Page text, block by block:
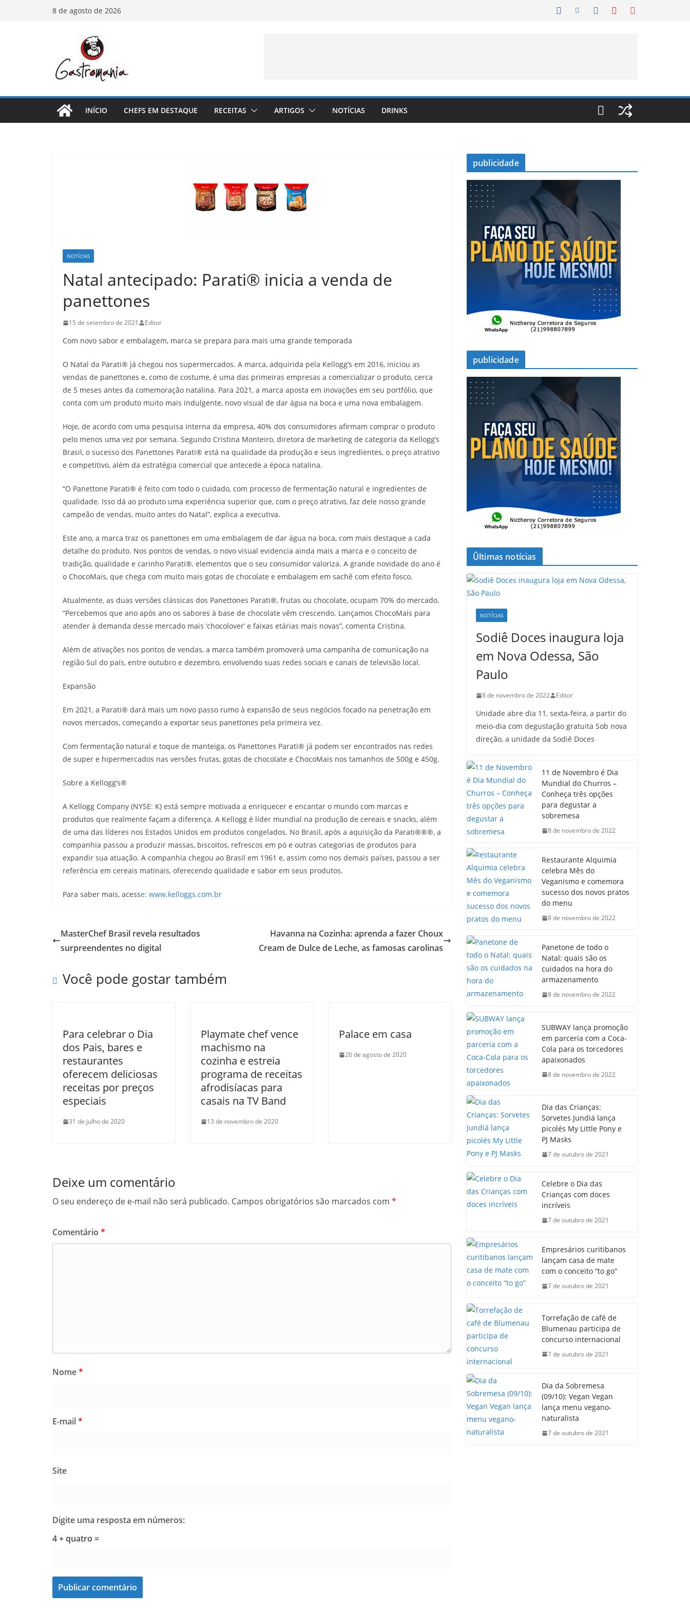
8 de agosto de 2026
INÍCIO CHEFS EM DESTAQUE RECEITAS ARTIGOS NOTÍCIAS DRINKS
NOTÍCIAS
Natal antecipado: Parati® inicia a venda de
panettones
15 de setembro de 2021 Editor
Com novo sabor e embalagem, marca se prepara para mais uma grande temporada
O Natal da Parati® já chegou nos supermercados. A marca, adquirida pela Kellogg’s em 2016, iniciou as
vendas de panettones e, como de costume, é uma das primeiras empresas a comercializar o produto, cerca
de 5 meses antes da comemoração natalina. Para 2021, a marca aposta em inovações em seu portfólio, que
conta com um produto muito mais indulgente, novo visual de dar água na boca e uma nova embalagem.
Hoje, de acordo com uma pesquisa interna da empresa, 40% dos consumidores afirmam comprar o produto
pelo menos uma vez por semana. Segundo Cristina Monteiro, diretora de marketing de categoria da Kellogg’s
Brasil, o sucesso dos Panettones Parati® está na qualidade da produção e seus ingredientes, o preço atrativo
e competitivo, além da estratégia comercial que antecede a época natalina.
“O Panettone Parati® é feito com todo o cuidado, com processo de fermentação natural e ingredientes de
qualidade. Isso dá ao produto uma experiência superior que, com o preço atrativo, faz dele nosso grande
campeão de vendas, muito antes do Natal”, explica a executiva.
Este ano, a marca traz os panettones em uma embalagem de dar água na boca, com mais destaque a cada
detalhe do produto. Nos pontos de vendas, o novo visual evidencia ainda mais a marca e o conceito de
tradição, qualidade e carinho Parati®, elementos que o seu consumidor valoriza. A grande novidade do ano é
o ChocoMais, que chega com muito mais gotas de chocolate e embalagem em sachê com efeito fosco.
Atualmente, as duas versões clássicas dos Panettones Parati®, frutas ou chocolate, ocupam 70% do mercado.
“Percebemos que ano após ano os sabores à base de chocolate vêm crescendo. Lançamos ChocoMais para
atender à demanda desse mercado mais ‘chocolover’ e faixas etárias mais novas”, comenta Cristina.
Além de ativações nos pontos de vendas, a marca também promoverá uma campanha de comunicação na
região Sul do país, entre outubro e dezembro, envolvendo suas redes sociais e canais de televisão local.
Expansão
Em 2021, a Parati® dará mais um novo passo rumo à expansão de seus negócios focado na penetração em
novos mercados, começando a exportar seus panettones pela primeira vez.
Com fermentação natural e toque de manteiga, os Panettones Parati® já podem ser encontrados nas redes
de super e hipermercados nas versões frutas, gotas de chocolate e ChocoMais nos tamanhos de 500g e 450g.
Sobre a Kellogg’s®
A Kellogg Company (NYSE: K) está sempre motivada a enriquecer e encantar o mundo com marcas e
produtos que realmente façam a diferença. A Kellogg é líder mundial na produção de cereais e snacks, além
de uma das líderes nos Estados Unidos em produtos congelados. No Brasil, após a aquisição da Parati®®®️, a
companhia passou a produzir massas, biscoitos, refrescos em pó e outras categorias de produtos para
expandir sua atuação. A companhia chegou ao Brasil em 1961 e, assim como nos demais países, passou a ser
referência em cereais matinais, oferecendo qualidade e sabor em seus produtos.
Para saber mais, acesse: www.kelloggs.com.br
MasterChef Brasil revela resultados
surpreendentes no digital
Havanna na Cozinha: aprenda a fazer Choux
Cream de Dulce de Leche, as famosas carolinas
Você pode gostar também
Para celebrar o Dia
dos Pais, bares e
restaurantes
oferecem deliciosas
receitas por preços
especiais
31 de julho de 2020
Playmate chef vence
machismo na
cozinha e estreia
programa de receitas
afrodisíacas para
casais na TV Band
13 de novembro de 2020
Palace em casa
26 de agosto de 2020
Deixe um comentário
O seu endereço de e-mail não será publicado. Campos obrigatórios são marcados com *
Comentário *
Nome*
E-mail*
Site
Digite uma resposta em números:
4 + quatro =
publicidade
publicidade
Ûltimas notícias
NOTÍCIAS
Sodiê Doces inaugura loja
em Nova Odessa, São
Paulo
8 de novembro de 2022 Editor
Unidade abre dia 11, sexta-feira, a partir do
meio-dia com degustação gratuita Sob nova
direção, a unidade da Sodiê Doces
11 de Novembro é Dia
Mundial do Churros –
Conheça três opções
para degustar a
sobremesa
8 de novembro de 2022
Restaurante Alquimia
celebra Mês do
Veganismo e comemora
sucesso dos novos pratos
do menu
8 de novembro de 2022
Panetone de todo o
Natal: quais são os
cuidados na hora do
armazenamento
8 de novembro de 2022
SUBWAY lança promoção
em parceria com a Coca-
Cola para os torcedores
apaixonados
8 de novembro de 2022
Dia das Crianças:
Sorvetes Jundiá lança
picolés My Little Pony e
PJ Masks
7 de outubro de 2021
Celebre o Dia das
Crianças com doces
incríveis
7 de outubro de 2021
Empresários curitibanos
lançam casa de mate
com o conceito “to go”
7 de outubro de 2021
Torrefação de café de
Blumenau participa de
concurso internacional
7 de outubro de 2021
Dia da Sobremesa
(09/10): Vegan Vegan
lança menu vegano-
naturalista
7 de outubro de 2021